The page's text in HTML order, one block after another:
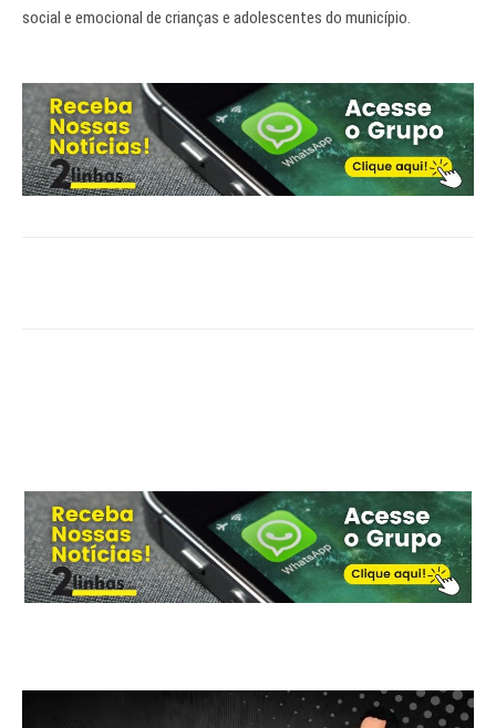
social e emocional de crianças e adolescentes do município.